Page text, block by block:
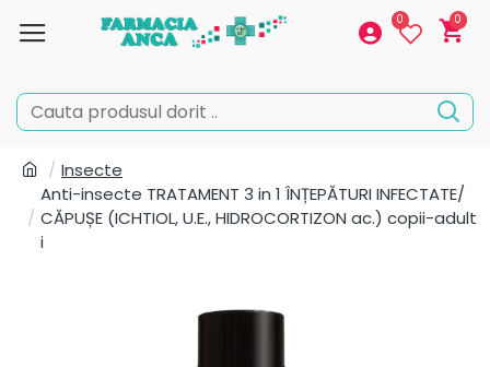
0 0
Insecte
Anti-insecte TRATAMENT 3 in 1 ÎNȚEPĂTURI INFECTATE/
CĂPUȘE (ICHTIOL, U.E., HIDROCORTIZON ac.) copii-adult
i